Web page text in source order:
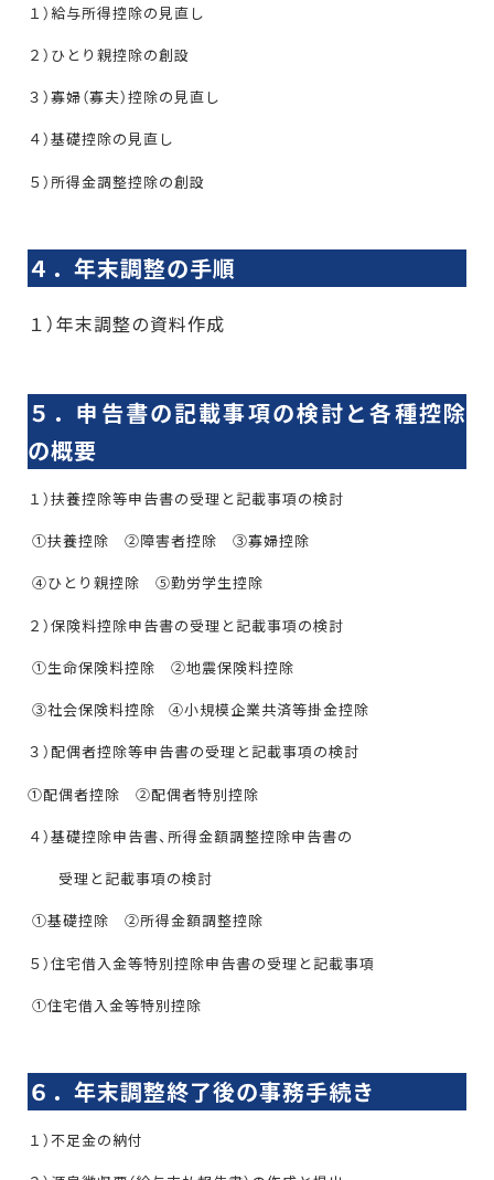
１）給与所得控除の見直し
２）ひとり親控除の創設
３）寡婦（寡夫）控除の見直し
４）基礎控除の見直し
５）所得金調整控除の創設
４．年末調整の手順
１）年末調整の資料作成
５．申告書の記載事項の検討と各種控除
の概要
１）扶養控除等申告書の受理と記載事項の検討
①扶養控除 ②障害者控除 ③寡婦控除
④ひとり親控除 ⑤勤労学生控除
２）保険料控除申告書の受理と記載事項の検討
①生命保険料控除 ②地震保険料控除
③社会保険料控除 ④小規模企業共済等掛金控除
３）配偶者控除等申告書の受理と記載事項の検討
①配偶者控除 ②配偶者特別控除
４）基礎控除申告書、所得金額調整控除申告書の
受理と記載事項の検討
①基礎控除 ②所得金額調整控除
５）住宅借入金等特別控除申告書の受理と記載事項
①住宅借入金等特別控除
６．年末調整終了後の事務手続き
１）不足金の納付